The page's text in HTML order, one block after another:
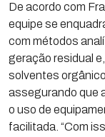
De acordo com
equipe se
com métodos
geração residual
solventes
assegurando que
o uso de
facilitada. “Com